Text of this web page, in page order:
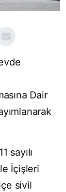
Dair
sayılı
İçişleri
sivil